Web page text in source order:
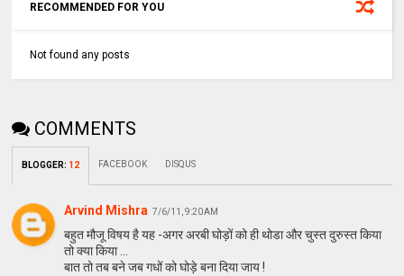
RECOMMENDED FOR YOU
Not found any posts
COMMENTS
BLOGGER: 12 FACEBOOK DISQUS
Arvind Mishra 7/6/11, 9:20 AM
बहुत मौजू विषय है यह -अगर अरबी घोड़ों को ही थोडा और चुस्त दुरुस्त किया
तो क्या किया ...
बात तो तब बने जब गधों को घोड़े बना दिया जाय !